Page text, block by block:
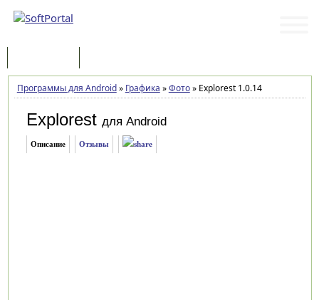
Программы для Android» Графика »Фото»Explorest 1.0.14
Explorest для Android
Описание Отзывы